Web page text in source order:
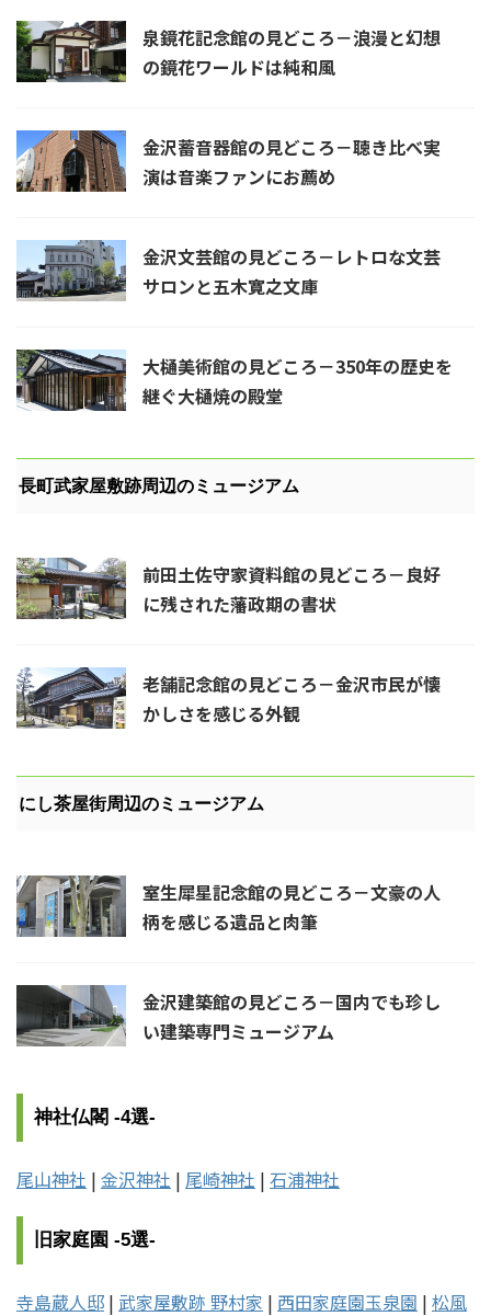
泉鏡花記念館の見どころ－浪漫と幻想
の鏡花ワールドは純和風
金沢蓄音器館の見どころ－聴き比べ実
演は音楽ファンにお薦め
金沢文芸館の見どころ－レトロな文芸
サロンと五木寛之文庫
大樋美術館の見どころ－350年の歴史を
継ぐ大樋焼の殿堂
長町武家屋敷跡周辺のミュージアム
前田土佐守家資料館の見どころ－良好
に残された藩政期の書状
老舗記念館の見どころ－金沢市民が懐
かしさを感じる外観
にし茶屋街周辺のミュージアム
室生犀星記念館の見どころ－文豪の人
柄を感じる遺品と肉筆
金沢建築館の見どころ－国内でも珍し
い建築専門ミュージアム
神社仏閣 -4選-
尾山神社 | 金沢神社 | 尾崎神社 | 石浦神社
旧家庭園 -5選-
寺島蔵人邸 | 武家屋敷跡 野村家 | 西田家庭園玉泉園 | 松風